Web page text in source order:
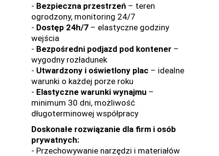
- Bezpieczna przestrzeń – teren
ogrodzony, monitoring 24/7
- Dostęp 24h/7 – elastyczne godziny
wejścia
- Bezpośredni podjazd pod kontener –
wygodny rozładunek
- Utwardzony i oświetlony plac – idealne
warunki o każdej porze roku
- Elastyczne warunki wynajmu –
minimum 30 dni, możliwość
długoterminowej współpracy
Doskonałe rozwiązanie dla firm i osób
prywatnych:
- Przechowywanie narzędzi i materiałów